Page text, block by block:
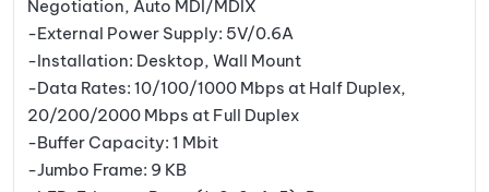
Negotiation, Auto MDI/MDIX
-External Power Supply: 5V/0.6A
-Installation: Desktop, Wall Mount
-Data Rates: 10/100/1000 Mbps at Half Duplex,
20/200/2000 Mbps at Full Duplex
-Buffer Capacity: 1 Mbit
-Jumbo Frame: 9 KB